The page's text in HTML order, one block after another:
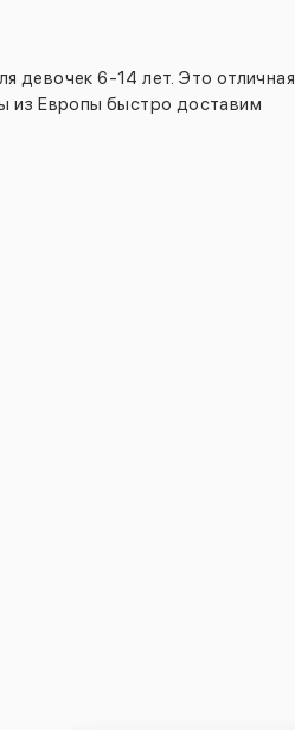
девочек 6-14 лет. Это отличная
из Европы быстро доставим